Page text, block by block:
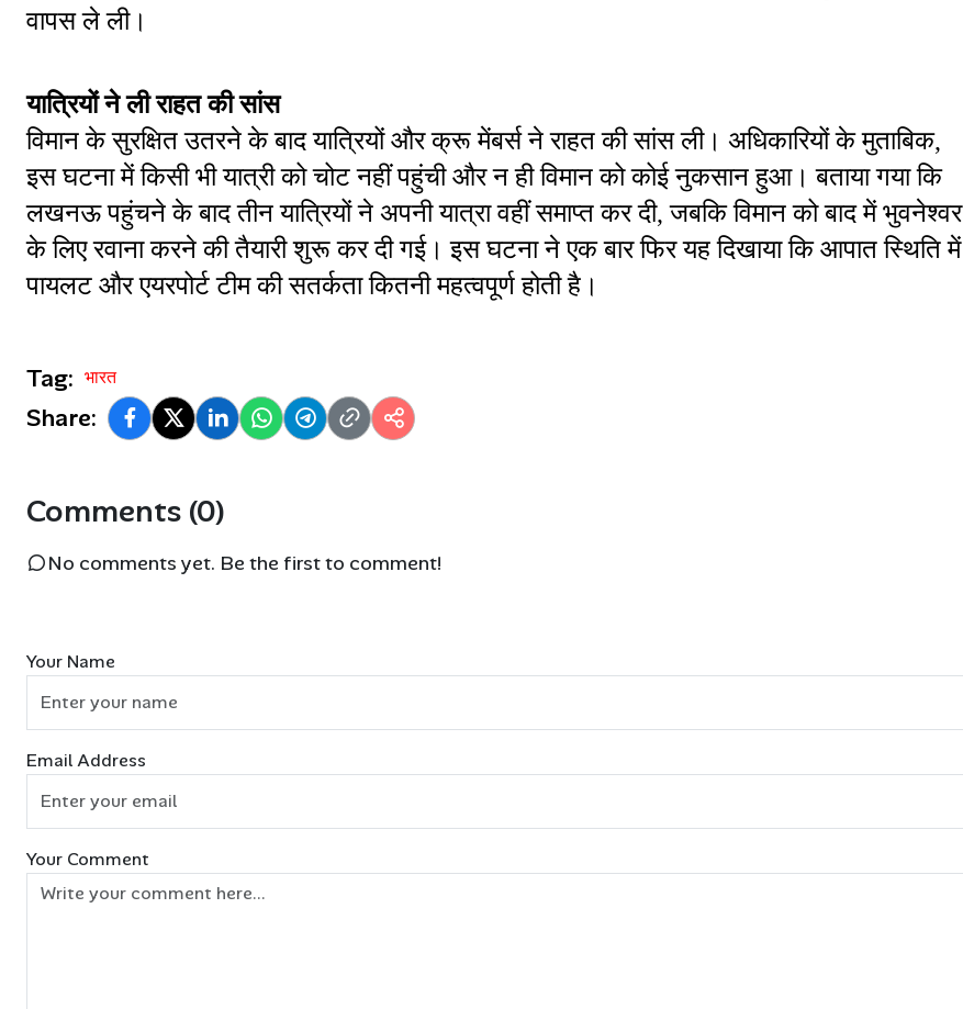
वापस ले ली।
यात्रियों ने ली राहत की सांस
विमान के सुरक्षित उतरने के बाद यात्रियों और क्रू मेंबर्स ने राहत की सांस ली। अधिकारियों के मुताबिक,
इस घटना में किसी भी यात्री को चोट नहीं पहुंची और न ही विमान को कोई नुकसान हुआ। बताया गया कि
लखनऊ पहुंचने के बाद तीन यात्रियों ने अपनी यात्रा वहीं समाप्त कर दी, जबकि विमान को बाद में भुवनेश्वर
के लिए रवाना करने की तैयारी शुरू कर दी गई। इस घटना ने एक बार फिर यह दिखाया कि आपात स्थिति में
पायलट और एयरपोर्ट टीम की सतर्कता कितनी महत्वपूर्ण होती है।
Tag: भारत
Share:
Comments (0)
No comments yet. Be the first to comment!
Your Name
Email Address
Your Comment